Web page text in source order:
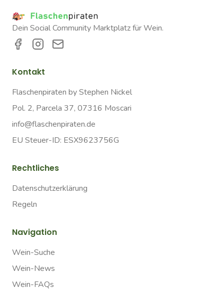
Dein Social Community Marktplatz für Wein.
Kontakt
Flaschenpiraten by Stephen Nickel
Pol. 2, Parcela 37, 07316 Moscari
info@flaschenpiraten.de
EU Steuer-ID: ESX9623756G
Rechtliches
Datenschutzerklärung
Regeln
Navigation
Wein-Suche
Wein-News
Wein-FAQs